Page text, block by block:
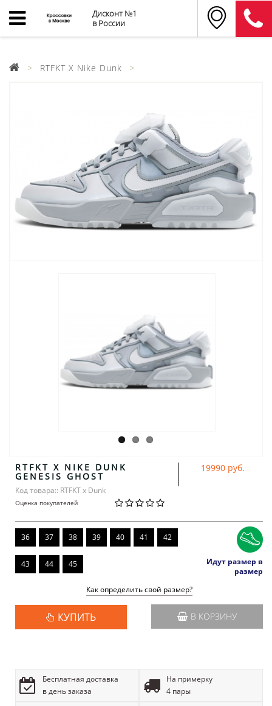
Дисконт №1
в России
RTFKT X Nike Dunk
RTFKT X NIKE DUNK
GENESIS GHOST
Код товара:: RTFKT x Dunk
Оценка покупателей
19990 руб.
36 37 38 39 40 41 42
43 44 45
Идут размер в
размер
Как определить свой размер?
КУПИТЬ В КОРЗИНУ
Бесплатная доставка
в день заказа
На примерку
4 пары